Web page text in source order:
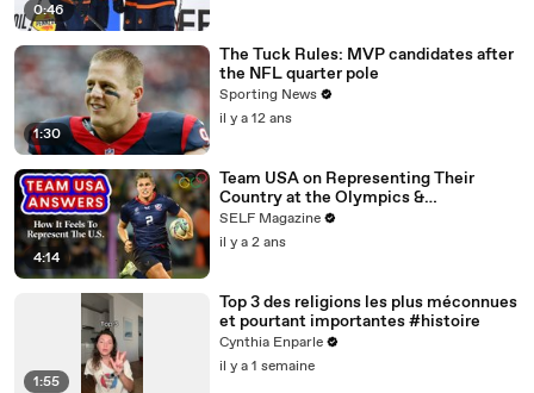
0:46
1:30
The Tuck Rules: MVP candidates after
the NFL quarter pole
Sporting News
il y a 12 ans
4:14
Team USA on Representing Their
Country at the Olympics &
Paralympics
SELF Magazine
il y a 2 ans
1:55
Top 3 des religions les plus méconnues
et pourtant importantes #histoire
Cynthia Enparle
il y a 1 semaine